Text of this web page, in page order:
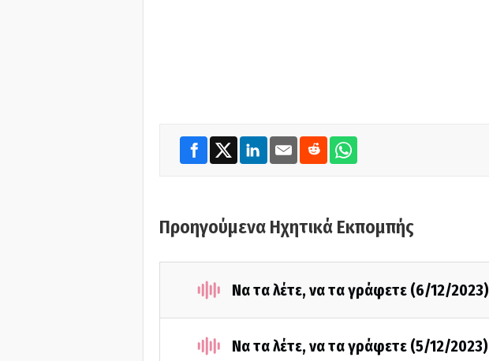
Προηγούμενα Ηχητικά Εκπομπής
Να τα λέτε, να τα γράφετε (6/12/2023)
Να τα λέτε, να τα γράφετε (5/12/2023)